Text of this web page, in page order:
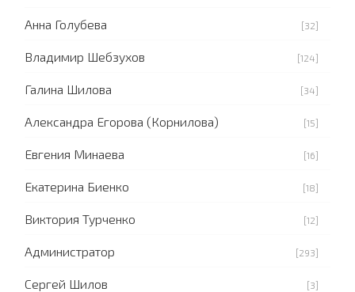
Анна Голубева [32]
Владимир Шебзухов [124]
Галина Шилова [34]
Александра Егорова (Корнилова) [15]
Евгения Минаева [16]
Екатерина Биенко [18]
Виктория Турченко [12]
Администратор [293]
Сергей Шилов [3]